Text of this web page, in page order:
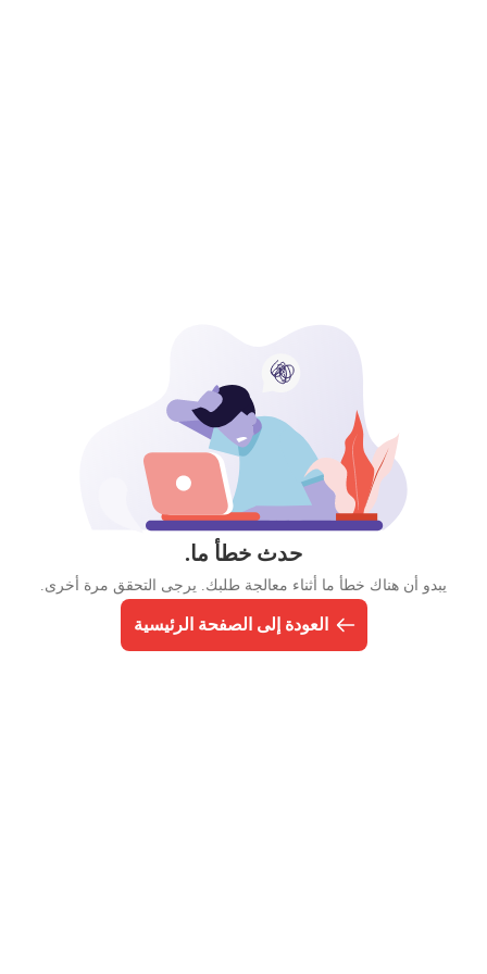
حدث خطأ ما.
يبدو أن هناك خطأ ما أثناء معالجة طلبك. يرجى التحقق مرة أخرى.
العودة إلى الصفحة الرئيسية